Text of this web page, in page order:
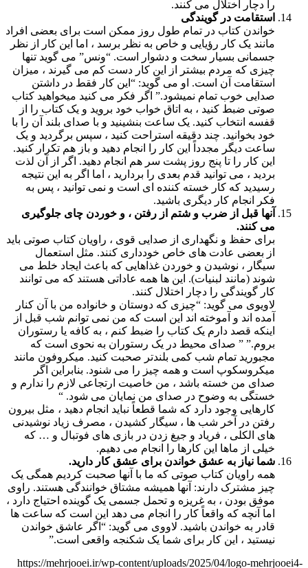
را دچار اختلال می کنند.
استقامت در گویندگی
خواندن کتاب در تمام طول روز ممکن است برای بعضی افراد
مانند یک کار رؤیایی و خاص به نظر برسد ، اما این کار از نظر
جسمانی بسیار سخت و دشوار است. “ونس” می گوید تنها
چیزی که مردم بیشتر از این کار دست کم می گیرند ، میزان
استقامت آن است. او می گوید: “این کار فقط در داشتن
صدایی خوب تمام نمیشود.” اگر فکر می کنید میخواهید کتاب
صوتی ضبط کنید ، به اتاق خواب خود بروید و یک کتاب را از
قفسه انتخاب کنید. یک ساعت بنشینید و با صدای بلند آن را با
خود بخوانید. چند دقیقه استراحت کنید ، سپس برگردید و یک
ساعت دیگر مجدداً این کار را انجام دهید و باز هم تکرار کنید.
این کار را تا پنج روز پشت سر هم انجام دهید. اگر از آن لذت
بردید ، می توانید قدم بعدی را بردارید ، اما اگر به این نتیجه
رسیدید که کار خسته کننده ای است و نمی توانید ، پس به
فکر انجام کار دیگری باشید.
آنها قبل از ضرب و شتم از رفتن ، و خوردن چای جلوگیری
می کنند.
برای حفظ و نگهداری از صدایی قوی ، راویان کتاب صوتی باید
از بعضی عادت های خاص خودداری کنند. مثل استعمال
سیگار ، نوشیدن و خوردن غذاهایی که باعث ایجاد خلط می
شوند (مانند لبنیات). این ها همه عاداتی هستند که می توانند
کار گویندگی را دچار اختلال کنند.
لاویوی می گوید: “چیزی که دوستان و خانواده من با آن کنار
آمده اند و آموخته اند این است که من نمی توانم شب قبل از
اینکه قصد دارم یک کتاب را ضبط کنم ، به کافه یا رستوران
بروم.” ” صدای محیط در یک رستوران به نحوی است که
مجبورید تمام شب کمی بلندتر صحبت کنید. میکروفون مانند
میکروسکوپ است و همه چیز را می شنود. بنابراین اگر
صدای من خسته باشد ، من خاصیت ارتجاعی لازم را ندارم و
خستگی به وضوح در صدای من نمایان می شود. “
کارهایی وجود دارد که شما قطعاً نباید انجام دهید ، مثل بیرون
رفتن در آخر شب ها ، سیگار کشیدن ، مصرف زیاد نوشیدنی
های الکلی ، فریاد و جیغ زدن در بازی های فوتبال و … که
خیلی از ماها این کارها را انجام می دهیم.
شما نیاز به عشق خواندن برای عشق کار دارید.
همه راویان کتاب صوتی که ما با آنها صحبت کردیم همگی یک
چیز مشترک دارند: آنها همیشه مشتاق خوانندگی هستند. راوی
موفق بودن ، به غریزه و تحمل جسمی یک گوینده احتیاج دارد ،
اما آنچه که واقعاً کار را انجام می دهد این است که ساعت ها
قادر به خواندن باشید. لاووی می گوید: “اگر عاشق خواندن
نیستید ، این کار برای شما یک شکنجه واقعی است.”
https://mehrjooei.ir/wp-content/uploads/2025/04/logo-mehrjooei4-